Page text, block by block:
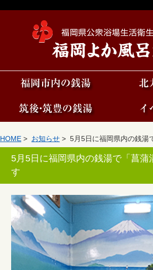
HOME > お知らせ > 5月5日に福岡県内の銭湯
5月5日に福岡県内の銭湯で「菖蒲
す